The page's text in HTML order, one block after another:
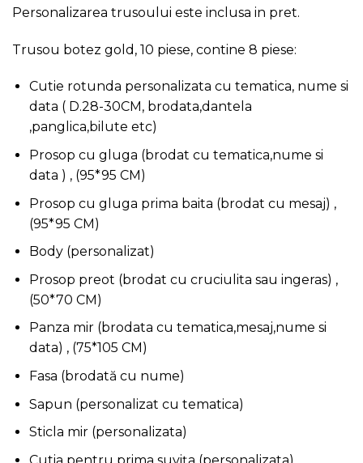
Personalizarea trusoului este inclusa in pret.
Trusou botez gold, 10 piese, contine 8 piese:
Cutie rotunda personalizata cu tematica, nume si
data ( D.28-30CM, brodata,dantela
,panglica,bilute etc)
Prosop cu gluga (brodat cu tematica,nume si
data ) , (95*95 CM)
Prosop cu gluga prima baita (brodat cu mesaj) ,
(95*95 CM)
Body (personalizat)
Prosop preot (brodat cu cruciulita sau ingeras) ,
(50*70 CM)
Panza mir (brodata cu tematica,mesaj,nume si
data) , (75*105 CM)
Fasa (brodată cu nume)
Sapun (personalizat cu tematica)
Sticla mir (personalizata)